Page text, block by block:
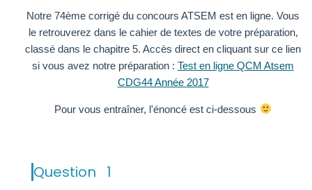
Notre 74ème corrigé du concours ATSEM est en ligne. Vous
le retrouverez dans le cahier de textes de votre préparation,
classé dans le chapitre 5. Accès direct en cliquant sur ce lien
si vous avez notre préparation : Test en ligne QCM Atsem
CDG44 Année 2017
Pour vous entraîner, l'énoncé est ci-dessous
Question 1